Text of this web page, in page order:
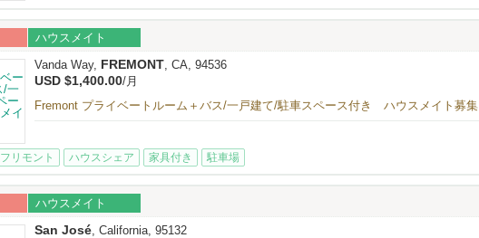
ハウスメイト
Vanda Way, FREMONT, CA, 94536
USD $1,400.00/月
Fremont プライベートルーム＋バス/一戸建て/駐車スペース付き ハウスメイト募集
フリモント ハウスシェア 家具付き 駐車場
ハウスメイト
San José, California, 95132